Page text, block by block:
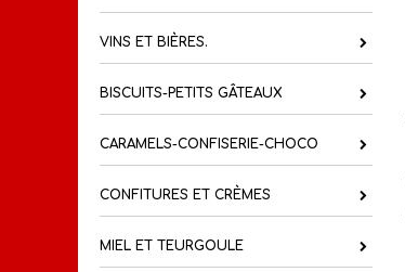
VINS ET BIÈRES.
BISCUITS-PETITS GÂTEAUX
CARAMELS-CONFISERIE-CHOCO
CONFITURES ET CRÈMES
MIEL ET TEURGOULE